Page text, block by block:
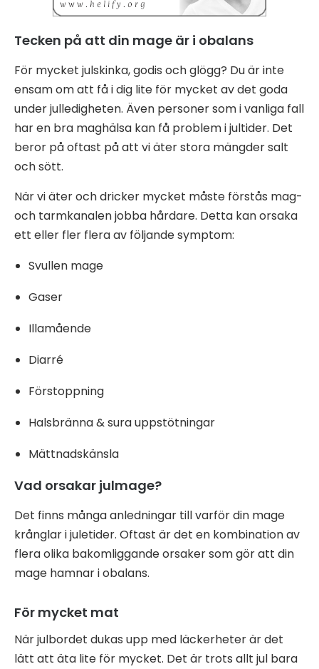
Tecken på att din mage är i obalans
För mycket julskinka, godis och glögg? Du är inte
ensam om att få i dig lite för mycket av det goda
under julledigheten. Även personer som i vanliga fall
har en bra maghälsa kan få problem i jultider. Det
beror på oftast på att vi äter stora mängder salt
och sött.
När vi äter och dricker mycket måste förstås mag-
och tarmkanalen jobba hårdare. Detta kan orsaka
ett eller fler flera av följande symptom:
Svullen mage
Gaser
Illamående
Diarré
Förstoppning
Halsbränna & sura uppstötningar
Mättnadskänsla
Vad orsakar julmage?
Det finns många anledningar till varför din mage
krånglar i juletider. Oftast är det en kombination av
flera olika bakomliggande orsaker som gör att din
mage hamnar i obalans.
För mycket mat
När julbordet dukas upp med läckerheter är det
lätt att äta lite för mycket. Det är trots allt jul bara